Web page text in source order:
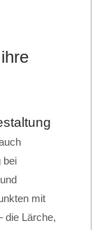
bei
mit
die Lärche,